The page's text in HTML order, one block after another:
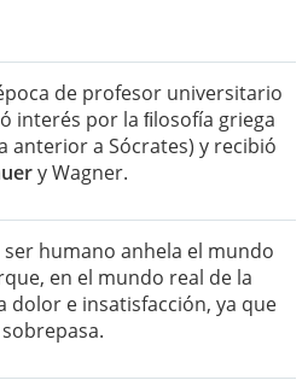
de profesor universitario
interés por la ﬁlosofía griega
anterior a Sócrates) y recibió
y Wagner.
ser humano anhela el mundo
en el mundo real de la
dolor e insatisfacción, ya que